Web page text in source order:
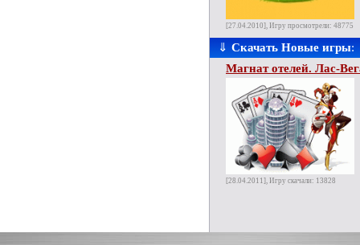
[27.04.2010], Игру просмотрели: 48775
⇓ Скачать Новые игры:
Магнат отелей. Лас-
[28.04.2011], Игру скачали: 13828